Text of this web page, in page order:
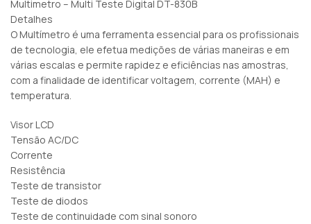
Multimetro – Multi Teste Digital DT-830B
Detalhes
O Multímetro é uma ferramenta essencial para os profissionais
de tecnologia, ele efetua medições de várias maneiras e em
várias escalas e permite rapidez e eficiências nas amostras,
com a finalidade de identificar voltagem, corrente (MAH) e
temperatura.
Visor LCD
Tensão AC/DC
Corrente
Resistência
Teste de transistor
Teste de diodos
Teste de continuidade com sinal sonoro